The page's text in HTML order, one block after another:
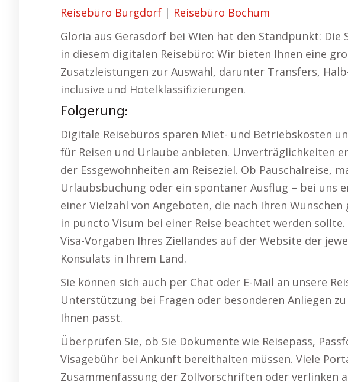
Reisebüro Burgdorf | Reisebüro Bochum
Gloria aus Gerasdorf bei Wien hat den Standpunkt:
in diesem digitalen Reisebüro: Wir bieten Ihnen eine
Zusatzleistungen zur Auswahl, darunter Transfers,
inclusive und Hotelklassifizierungen.
Folgerung:
Digitale Reisebüros sparen Miet- und Betriebskosten
für Reisen und Urlaube anbieten. Unverträglichkeiten
der Essgewohnheiten am Reiseziel. Ob Pauschalreise,
Urlaubsbuchung oder ein spontaner Ausflug – bei uns
einer Vielzahl von Angeboten, die nach Ihren
in puncto Visum bei einer Reise beachtet werden
Visa-Vorgaben Ihres Ziellandes auf der Website der
Konsulats in Ihrem Land.
Sie können sich auch per Chat oder E-Mail an unsere
Unterstützung bei Fragen oder besonderen Anliegen
Ihnen passt.
Überprüfen Sie, ob Sie Dokumente wie Reisepass,
Visagebühr bei Ankunft bereithalten müssen. Viele
Zusammenfassung der Zollvorschriften oder verlinken